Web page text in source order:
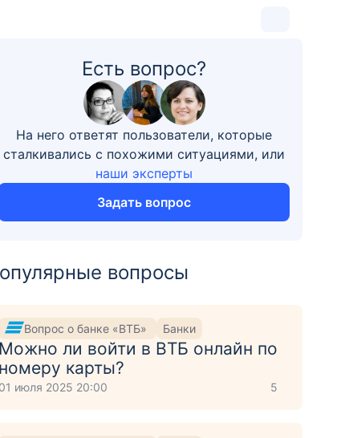
Есть вопрос?
На него ответят пользователи, которые
сталкивались с похожими ситуациями, или
наши эксперты
Задать вопрос
вопросы
Вопрос о банке «ВТБ» Банки
Можно ли войти в ВТБ онлайн по
номеру карты?
01 июля 2025 20:00 5